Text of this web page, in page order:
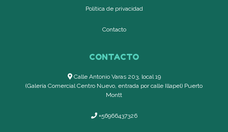
Política de privacidad
Contacto
CONTACTO
Calle Antonio Varas 203, local 19
(Galería Comercial Centro Nuevo, entrada por calle Illapel) Puerto
Montt
+56966437326